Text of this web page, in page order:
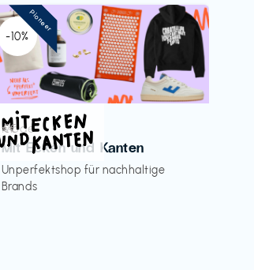
-10%
Mode
Mit Ecken und Kanten
Unperfektshop für nachhaltige
Brands
€€‎
Pioneer